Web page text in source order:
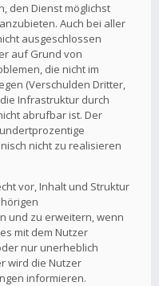
den Dienst möglichst
Auch bei aller
ausgeschlossen
auf Grund von
die nicht im
(Verschulden Dritter,
Infrastruktur durch
abrufbar ist. Der
nicht zu realisieren
vor, Inhalt und Struktur
und zu erweitern, wenn
mit dem Nutzer
nur unerheblich
wird die Nutzer
informieren.